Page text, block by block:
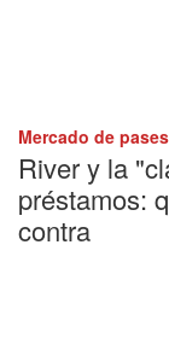
Mercado de pases
River y la
préstamos:
contra